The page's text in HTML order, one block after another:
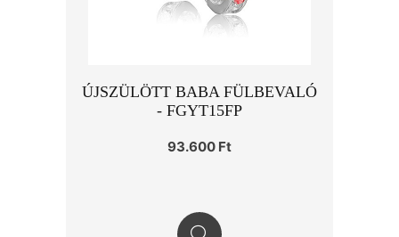
ÚJSZÜLÖTT BABA FÜLBEVALÓ
- FGYT15FP
93.600 Ft